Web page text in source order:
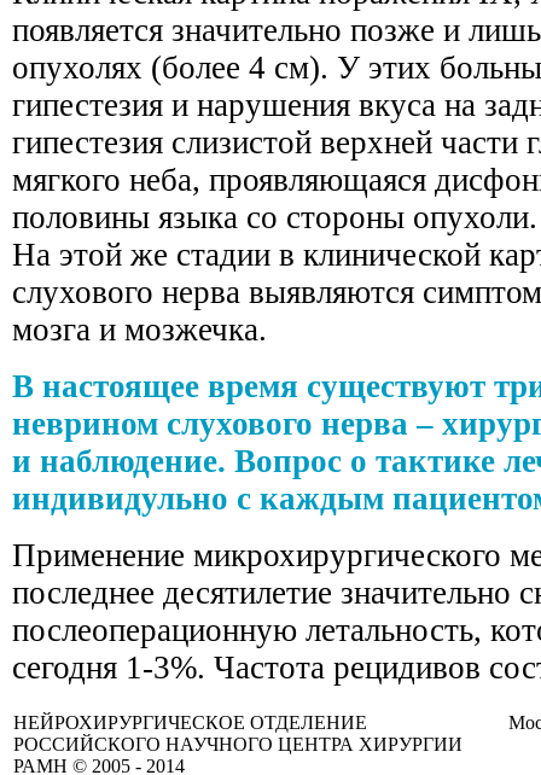
появляется значительно позже и
опухолях (более 4 см). У этих
гипестезия и нарушения вкуса на
гипестезия слизистой верхней части
мягкого неба, проявляющаяся
половины языка со стороны опухоли.
На этой же стадии в клинической
слухового нерва выявляются
мозга и мозжечка.
В настоящее время существуют
неврином слухового нерва –
и наблюдение. Вопрос о тактике
индивидульно с каждым
Применение микрохирургического
последнее десятилетие значительно
послеоперационную летальность,
сегодня 1-3%. Частота рецидивов
НЕЙРОХИРУРГИЧЕСКОЕ ОТДЕЛЕНИЕ
РОССИЙСКОГО НАУЧНОГО ЦЕНТРА ХИРУРГИИ
РАМН © 2005 - 2014